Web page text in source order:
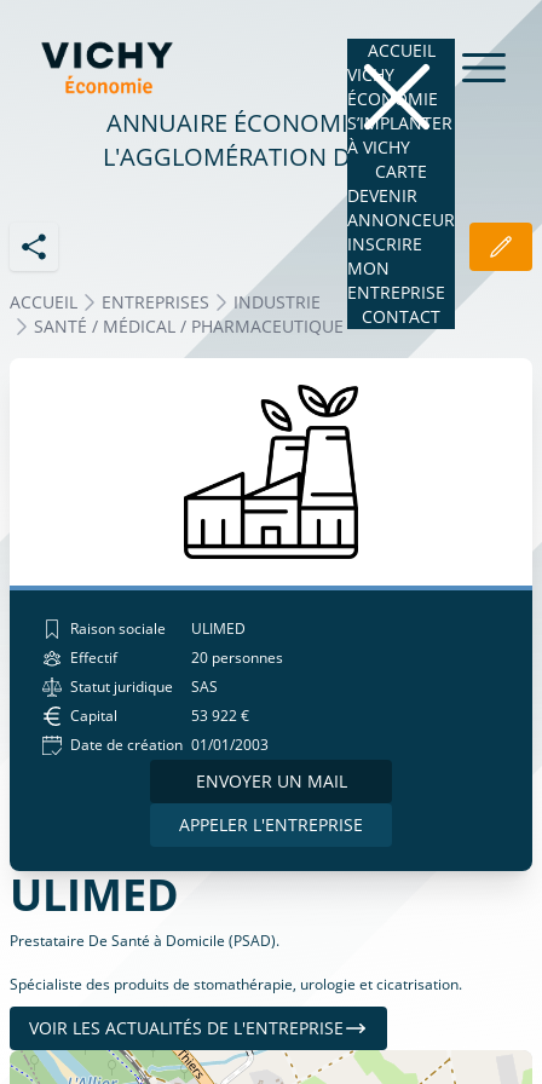
ACCUEIL
VICHY
ÉCONOMIE
S’IMPLANTER
À VICHY
CARTE
DEVENIR
ANNONCEUR
INSCRIRE
MON
ENTREPRISE
CONTACT
ANNUAIRE ÉCONOMIQUE DE
L'AGGLOMÉRATION DE VICHY
ACCUEIL ENTREPRISES
INDUSTRIE
SANTÉ / MÉDICAL / PHARMACEUTIQUE
Raison sociale
ULIMED
Effectif
20 personnes
Statut juridique
SAS
Capital
53 922 €
Date de création 01/01/2003
ENVOYER UN MAIL
APPELER L'ENTREPRISE
ULIMED
Prestataire De Santé à Domicile (PSAD).
Spécialiste des produits de stomathérapie, urologie et cicatrisation.
VOIR LES ACTUALITÉS DE L'ENTREPRISE